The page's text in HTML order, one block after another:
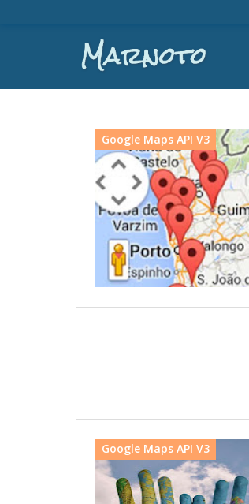
Google Maps API V3
Google Maps API V3